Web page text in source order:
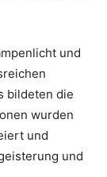
und
bildeten die
wurden
und
und